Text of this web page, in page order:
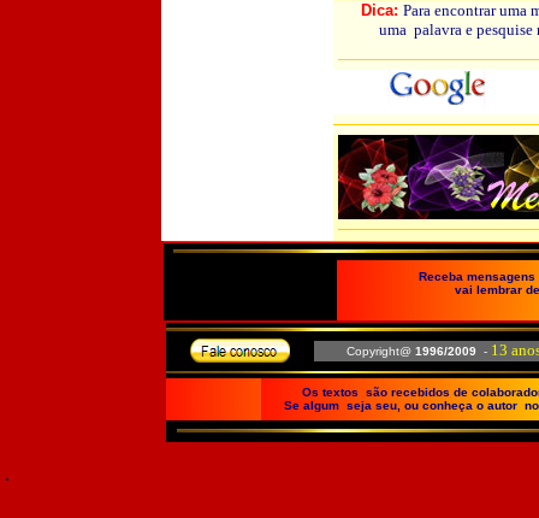
Dica: Para encontrar uma
uma palavra e
Receba
vai lembrar
Copyright@ 1996/2009 - 13
Os textos são recebidos de
Se algum seja seu, ou conheça o autor
.